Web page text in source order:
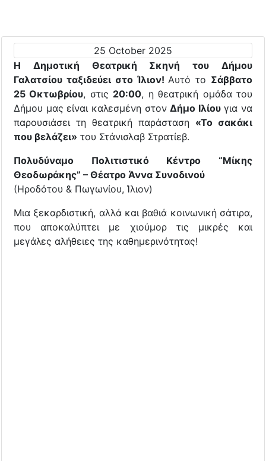
25 October 2025
Η Δημοτική Θεατρική Σκηνή του Δήμου
Γαλατσίου ταξιδεύει στο Ίλιον! Αυτό το Σάββατο
25 Οκτωβρίου, στις 20:00, η θεατρική ομάδα του
Δήμου μας είναι καλεσμένη στονΔήμο Ιλίουγια να
παρουσιάσει τη θεατρική παράσταση «Το σακάκι
που βελάζει» του Στάνισλαβ Στρατίεβ.
Πολυδύναμο Πολιτιστικό Κέντρο “Μίκης
Θεοδωράκης” – Θέατρο Άννα Συνοδινού
(Ηροδότου & Πωγωνίου, Ίλιον)
Μια ξεκαρδιστική, αλλά και βαθιά κοινωνική σάτιρα,
που αποκαλύπτει με χιούμορ τις μικρές και
μεγάλες αλήθειες της καθημερινότητας!